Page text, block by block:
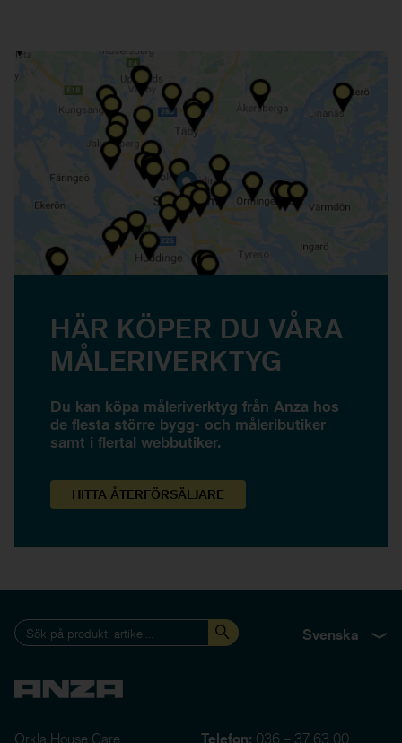
HÄR KÖPER DU VÅRA
MÅLERIVERKTYG
Du kan köpa måleriverktyg från Anza hos
de flesta större bygg- och måleributiker
samt i flertal webbutiker.
HITTA ÅTERFÖRSÄLJARE
Svenska
Orkla House Care Telefon: 036 – 37 63 00